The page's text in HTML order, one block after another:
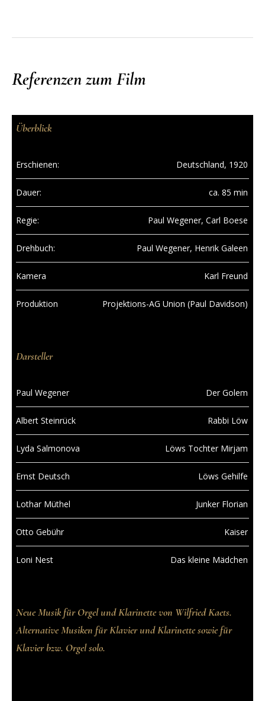
Referenzen zum Film
Überblick
Erschienen: Deutschland, 1920
Dauer: ca. 85 min
Regie: Paul Wegener, Carl Boese
Drehbuch: Paul Wegener, Henrik Galeen
Kamera Karl Freund
Produktion Projektions-AG Union (Paul Davidson)
Darsteller
Paul Wegener Der Golem
Albert Steinrück Rabbi Löw
Lyda Salmonova Löws Tochter Mirjam
Ernst Deutsch Löws Gehilfe
Lothar Müthel Junker Florian
Otto Gebühr Kaiser
Loni Nest Das kleine Mädchen
Neue Musik für Orgel und Klarinette von Wilfried Kaets.
Alternative Musiken für Klavier und Klarinette sowie für
Klavier bzw. Orgel solo.